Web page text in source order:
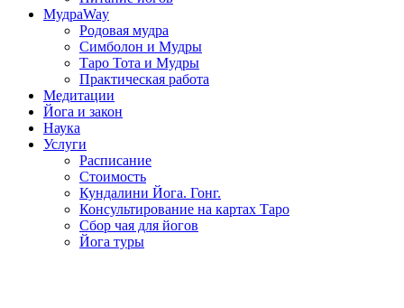
МудраWay
Родовая мудра
Симболон и Мудры
Таро Тота и Мудры
Практическая работа
Медитации
Йога и закон
Наука
Услуги
Расписание
Стоимость
Кундалини Йога. Гонг.
Консультирование на картах Таро
Сбор чая для йогов
Йога туры